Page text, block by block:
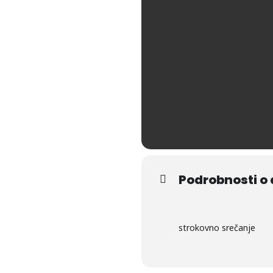
Podrobnosti o
strokovno srečanje